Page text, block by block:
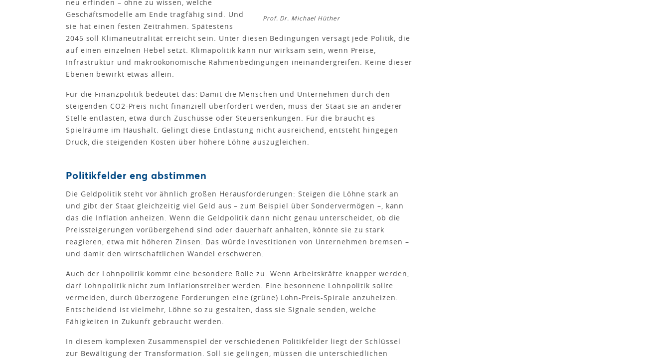
Prof. Dr. Michael Hüther
neu erfinden – ohne zu wissen, welche
Geschäftsmodelle am Ende tragfähig sind. Und
sie hat einen festen Zeitrahmen. Spätestens
2045 soll Klimaneutralität erreicht sein. Unter diesen Bedingungen versagt jede Politik, die
auf einen einzelnen Hebel setzt. Klimapolitik kann nur wirksam sein, wenn Preise,
Infrastruktur und makroökonomische Rahmenbedingungen ineinandergreifen. Keine dieser
Ebenen bewirkt etwas allein.
Für die Finanzpolitik bedeutet das: Damit die Menschen und Unternehmen durch den
steigenden CO2-Preis nicht finanziell überfordert werden, muss der Staat sie an anderer
Stelle entlasten, etwa durch Zuschüsse oder Steuersenkungen. Für die braucht es
Spielräume im Haushalt. Gelingt diese Entlastung nicht ausreichend, entsteht hingegen
Druck, die steigenden Kosten über höhere Löhne auszugleichen.
Politikfelder eng abstimmen
Die Geldpolitik steht vor ähnlich großen Herausforderungen: Steigen die Löhne stark an
und gibt der Staat gleichzeitig viel Geld aus – zum Beispiel über Sondervermögen –, kann
das die Inflation anheizen. Wenn die Geldpolitik dann nicht genau unterscheidet, ob die
Preissteigerungen vorübergehend sind oder dauerhaft anhalten, könnte sie zu stark
reagieren, etwa mit höheren Zinsen. Das würde Investitionen von Unternehmen bremsen –
und damit den wirtschaftlichen Wandel erschweren.
Auch der Lohnpolitik kommt eine besondere Rolle zu. Wenn Arbeitskräfte knapper werden,
darf Lohnpolitik nicht zum Inflationstreiber werden. Eine besonnene Lohnpolitik sollte
vermeiden, durch überzogene Forderungen eine (grüne) Lohn-Preis-Spirale anzuheizen.
Entscheidend ist vielmehr, Löhne so zu gestalten, dass sie Signale senden, welche
Fähigkeiten in Zukunft gebraucht werden.
In diesem komplexen Zusammenspiel der verschiedenen Politikfelder liegt der Schlüssel
zur Bewältigung der Transformation. Soll sie gelingen, müssen die unterschiedlichen